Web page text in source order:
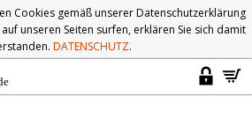
Cookies gemäß unserer Datenschutzerklärung
unseren Seiten surfen, erklären Sie sich damit
DATENSCHUTZ.